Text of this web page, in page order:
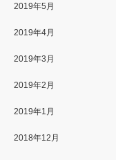
2019年5月
2019年4月
2019年3月
2019年2月
2019年1月
2018年12月